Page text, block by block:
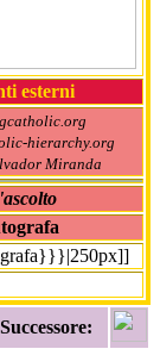
esterni
gcatholic.org
hierarchy.org
Miranda
Successore: